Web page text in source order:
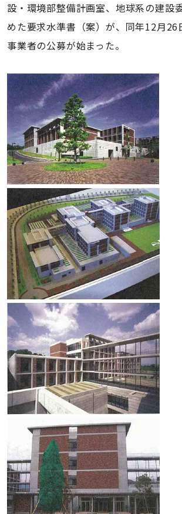
設・環境部整備計画室、地球系の建設
めた要求水準書（案）が、同年12月26
事業者の公募が始まった。